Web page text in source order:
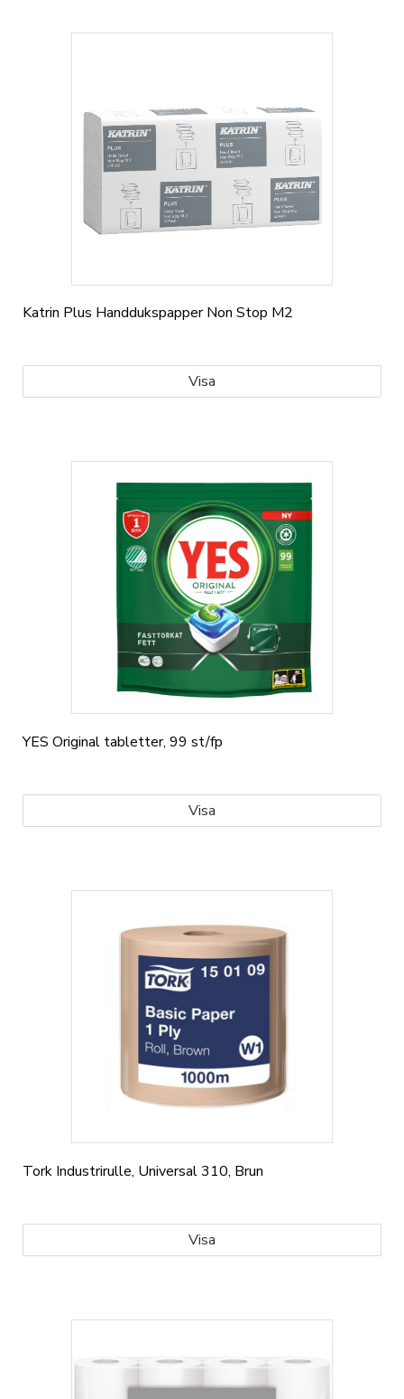
Katrin Plus Handdukspapper Non Stop M2
Visa
YES Original tabletter, 99 st/fp
Visa
Tork Industrirulle, Universal 310, Brun
Visa